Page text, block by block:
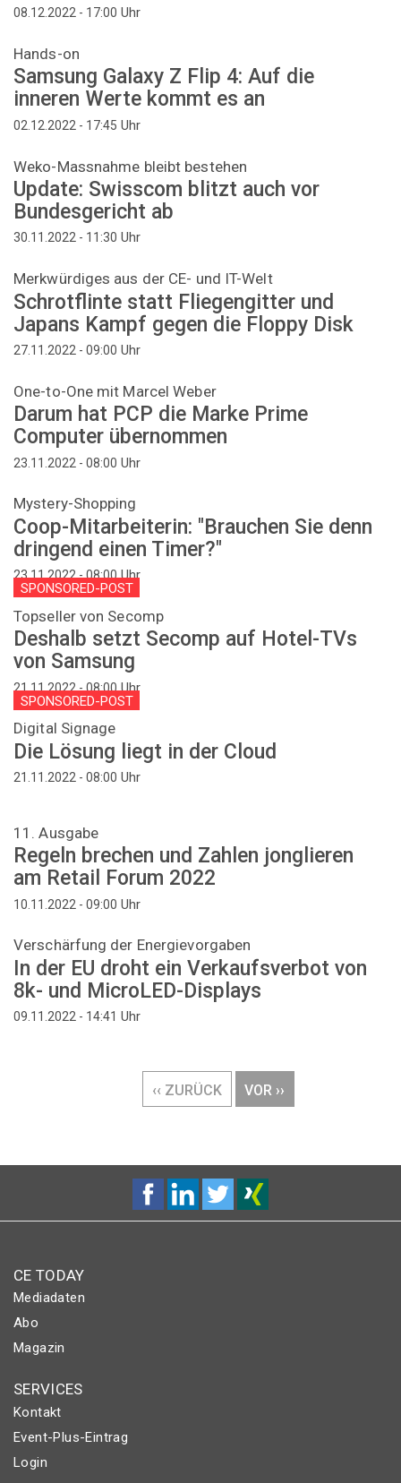
08.12.2022 - 17:00 Uhr
Hands-on
Samsung Galaxy Z Flip 4: Auf die
inneren Werte kommt es an
02.12.2022 - 17:45 Uhr
Weko-Massnahme bleibt bestehen
Update: Swisscom blitzt auch vor
Bundesgericht ab
30.11.2022 - 11:30 Uhr
Merkwürdiges aus der CE- und IT-Welt
Schrotflinte statt Fliegengitter und
Japans Kampf gegen die Floppy Disk
27.11.2022 - 09:00 Uhr
One-to-One mit Marcel Weber
Darum hat PCP die Marke Prime
Computer übernommen
23.11.2022 - 08:00 Uhr
Mystery-Shopping
Coop-Mitarbeiterin: "Brauchen Sie denn
dringend einen Timer?"
23.11.2022 - 08:00Uhr
SPONSORED-POST
Topseller von Secomp
Deshalb setzt Secomp auf Hotel-TVs
von Samsung
21.11.2022 - 08:00Uhr
SPONSORED-POST
Digital Signage
Die Lösung liegt in der Cloud
21.11.2022 - 08:00 Uhr
11. Ausgabe
Regeln brechen und Zahlen jonglieren
am Retail Forum 2022
10.11.2022 - 09:00 Uhr
Verschärfung der Energievorgaben
In der EU droht ein Verkaufsverbot von
8k- und MicroLED-Displays
09.11.2022 - 14:41 Uhr
VORHERIGE
‹‹ ZURÜCK
NÄCHSTE
VOR ››
CE TODAY
Mediadaten
Abo
Magazin
SERVICES
Kontakt
Event-Plus-Eintrag
Login